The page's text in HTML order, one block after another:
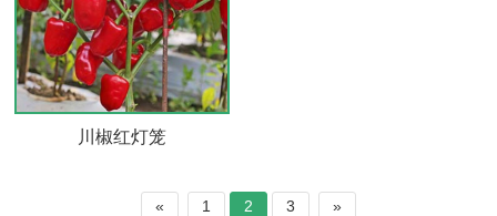
川椒红灯笼
« 1 2 3 »